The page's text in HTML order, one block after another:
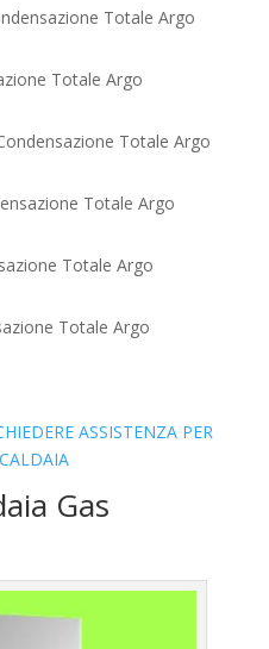
Totale Argo
Totale Argo
Totale Argo
Totale Argo
Totale Argo
Totale Argo
ASSISTENZA PER
Gas